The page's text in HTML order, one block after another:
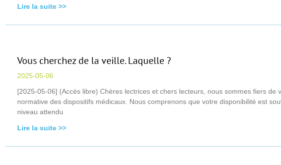
Lire la suite >>
Vous cherchez de la veille. Laquelle ?
2025-05-06
[2025-05-06] (Accès libre) Chères lectrices et chers lecteurs, nous sommes fiers
normative des dispositifs médicaux. Nous comprenons que votre disponibilité est
niveau attendu
Lire la suite >>